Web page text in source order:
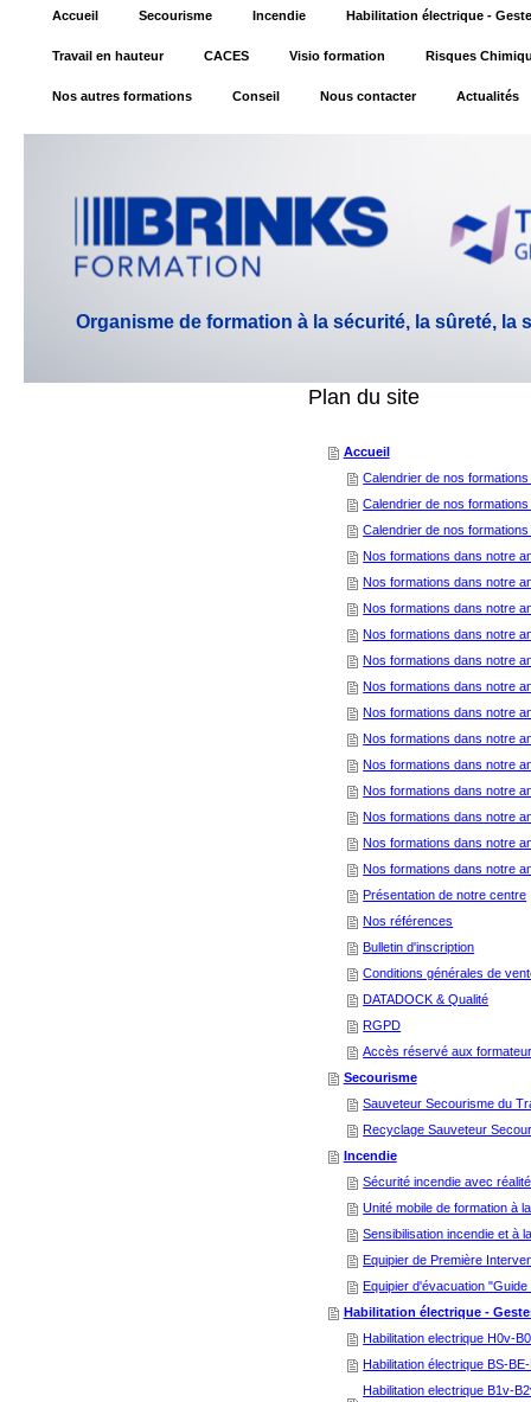
Accueil Secourisme Incendie Habilitation électrique -
Travail en hauteur CACES Visio formation Risques
Nos autres formations Conseil Nous contacter Actualités
Organisme de formation à la sécurité, la sûreté,
Plan du site
Accueil
Calendrier de nos
Calendrier de nos
Calendrier de nos
Nos formations dans notre
Nos formations dans notre
Nos formations dans notre
Nos formations dans notre
Nos formations dans notre
Nos formations dans notre
Nos formations dans notre
Nos formations dans notre
Nos formations dans notre
Nos formations dans notre
Nos formations dans notre
Nos formations dans notre
Nos formations dans notre
Présentation de notre centre
Nos références
Bulletin d'inscription
Conditions générales de
DATADOCK & Qualité
RGPD
Accès réservé aux
Secourisme
Sauveteur Secourisme du
Recyclage Sauveteur
Incendie
Sécurité incendie avec
Unité mobile de formation à
Sensibilisation incendie et à
Equipier de Première
Equipier d'évacuation
Habilitation électrique -
Habilitation electrique H0v-B0
Habilitation électrique BS-
Habilitation electrique B1v-